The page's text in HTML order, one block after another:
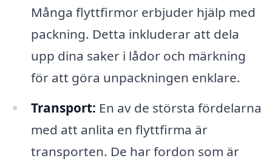
Många flyttfirmor erbjuder hjälp med
packning. Detta inkluderar att dela
upp dina saker i lådor och märkning
för att göra unpackningen enklare.
Transport: En av de största fördelarna
med att anlita en flyttfirma är
transporten. De har fordon som är